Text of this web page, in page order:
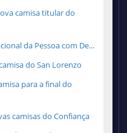
camisa titular do
da Pessoa com De...
do San Lorenzo
para a final do
camisas do Confiança